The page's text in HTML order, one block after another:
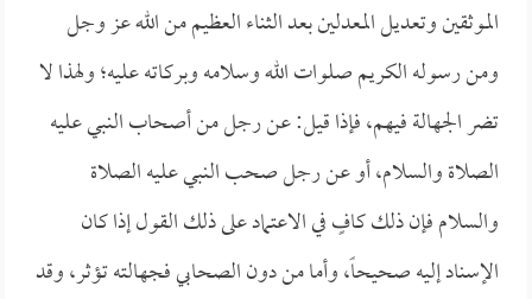
الموثقين وتعديل المعدلين بعد الثناء العظيم من الله عز وجل
ومن رسوله الكريم صلوات الله وسلامه وبركاته عليه؛ ولهذا لا
تضر الجهالة فيهم، فإذا قيل: عن رجل من أصحاب النبي عليه
الصلاة والسلام، أو عن رجل صحب النبي عليه الصلاة
والسلام فإن ذلك كافٍ في الاعتماد على ذلك القول إذا كان
الإسناد إليه صحيحاً، وأما من دون الصحابي فجهالته تؤثر، وقد